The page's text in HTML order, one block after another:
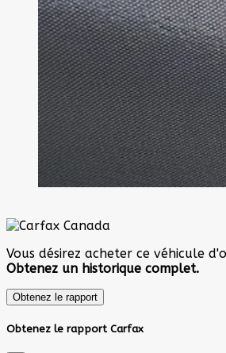
Vous désirez acheter ce véhicule
Obtenez un historique complet.
Obtenez le rapport
Obtenez le rapport Carfax